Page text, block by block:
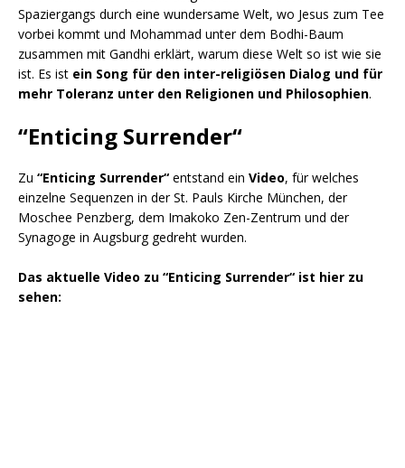
Spaziergangs durch eine wundersame Welt, wo Jesus zum Tee
vorbei kommt und Mohammad unter dem Bodhi-Baum
zusammen mit Gandhi erklärt, warum diese Welt so ist wie sie
ist. Es ist ein Song für den inter-religiösen Dialog und für
mehr Toleranz unter den Religionen und Philosophien.
“Enticing Surrender“
Zu “Enticing Surrender“ entstand ein Video, für welches
einzelne Sequenzen in der St. Pauls Kirche München, der
Moschee Penzberg, dem Imakoko Zen-Zentrum und der
Synagoge in Augsburg gedreht wurden.
Das aktuelle Video zu “Enticing Surrender“ ist hier zu
sehen: